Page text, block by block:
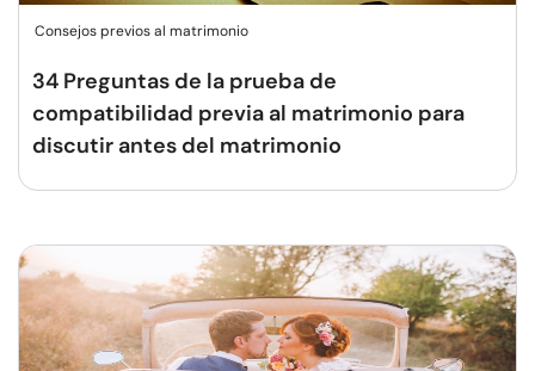
Consejos previos al matrimonio
34 Preguntas de la prueba de
compatibilidad previa al matrimonio para
discutir antes del matrimonio